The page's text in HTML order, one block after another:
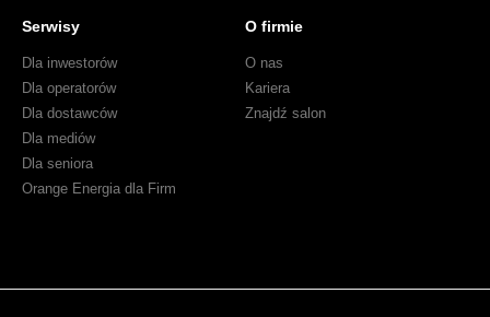
Serwisy
Dla inwestorów
Dla operatorów
Dla dostawców
Dla mediów
Dla seniora
Orange Energia dla Firm
O firmie
O nas
Kariera
Znajdź salon